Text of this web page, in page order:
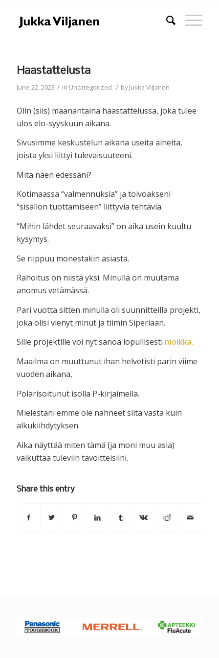
Haastattelusta
June 22, 2023 / in Uncategorized / byJukka Viljanen
Olin (siis) maanantaina haastattelussa, joka tulee
ulos elo-syyskuun aikana.
Sivusimme keskustelun aikana useita aiheita,
joista yksi liittyi tulevaisuuteeni.
Mitä näen edessäni?
Kotimaassa “valmennuksia” ja toivoakseni
“sisällön tuottamiseen” liittyviä tehtäviä.
“Mihin lähdet seuraavaksi” on aika usein kuultu
kysymys.
Se riippuu monestakin asiasta.
Rahoitus on niistä yksi. Minulla on muutama
anomus vetämässä.
Pari vuotta sitten minulla oli suunnitteilla projekti,
joka olisi vienyt minut ja tiimin Siperiaan.
Sille projektille voi nyt sanoa lopullisesti moikka.
Maailma on muuttunut ihan helvetisti parin viime
vuoden aikana,
Polarisoitunut isolla P-kirjaimella.
Mielestäni emme ole nähneet siitä vasta kuin
alkukiihdytyksen.
Aika näyttää miten tämä (ja moni muu asia)
vaikuttaa tuleviin tavoitteisiini.
Share this entry